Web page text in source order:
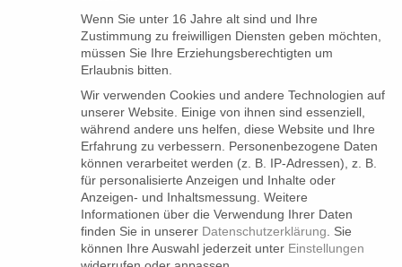
Wenn Sie unter 16 Jahre alt sind und Ihre
Zustimmung zu freiwilligen Diensten geben möchten,
müssen Sie Ihre Erziehungsberechtigten um
Erlaubnis bitten.
Wir verwenden Cookies und andere Technologien auf
unserer Website. Einige von ihnen sind essenziell,
während andere uns helfen, diese Website und Ihre
Erfahrung zu verbessern.
Personenbezogene Daten
können verarbeitet werden (z. B. IP-Adressen), z. B.
für personalisierte Anzeigen und Inhalte oder
Anzeigen- und Inhaltsmessung. Weitere
Informationen über die Verwendung Ihrer Daten
finden Sie in unserer Datenschutzerklärung
Sie
können Ihre Auswahl jederzeit unter Einstellungen